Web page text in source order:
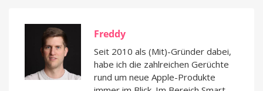
Freddy
Seit 2010 als (Mit)-Gründer dabei,
habe ich die zahlreichen Gerüchte
rund um neue Apple-Produkte